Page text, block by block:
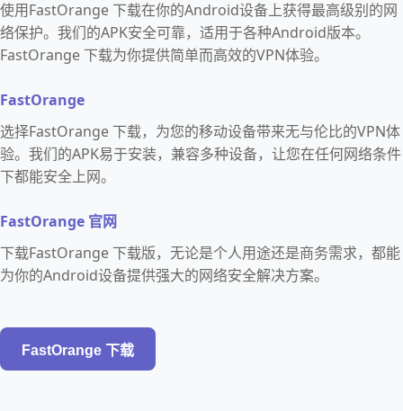
使用FastOrange 下载在你的Android设备上获得最高级别的网
络保护。我们的APK安全可靠，适用于各种Android版本。
FastOrange 下载为你提供简单而高效的VPN体验。
FastOrange
选择FastOrange 下载，为您的移动设备带来无与伦比的VPN体
验。我们的APK易于安装，兼容多种设备，让您在任何网络条件
下都能安全上网。
FastOrange 官网
下载FastOrange 下载版，无论是个人用途还是商务需求，都能
为你的Android设备提供强大的网络安全解决方案。
FastOrange 下载